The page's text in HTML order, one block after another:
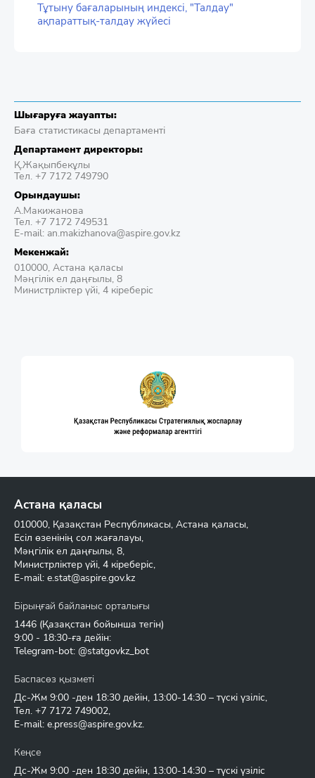
Тұтыну бағаларының индексі, "Талдау"
ақпараттық-талдау жүйесі
Шығаруға жауапты:
Баға статистикасы департаменті
Департамент директоры:
Қ.Жақыпбекұлы
Тел. +7 7172 749790
Орындаушы:
А.Макижанова
Тел. +7 7172 749531
E-mail: an.makizhanova@aspire.gov.kz
Мекенжай:
010000, Астана қаласы
Мәңгілік ел даңғылы, 8
Министрліктер үйі, 4 кіреберіс
Астана қаласы
010000, Қазақстан Республикасы, Астана қаласы,
Есіл өзенінің сол жағалауы,
Мәңгілік ел даңғылы, 8,
Министрліктер үйі, 4 кіреберіс,
E-mail: e.stat@aspire.gov.kz
Бірыңғай байланыс орталығы
1446 (Қазақстан бойынша тегін)
9:00 - 18:30-ға дейін:
Telegram-bot: @statgovkz_bot
Баспасөз қызметі
Дс-Жм 9:00 -ден 18:30 дейін, 13:00-14:30 – түскі үзіліс,
Тел. +7 7172 749002,
E-mail: e.press@aspire.gov.kz.
Кеңсе
Дс-Жм 9:00 -ден 18:30 дейін, 13:00-14:30 – түскі үзіліс